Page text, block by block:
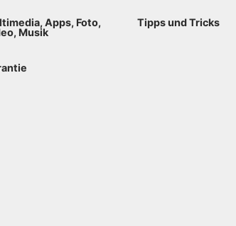
Apps, Foto,
Musik
Tipps und Tricks